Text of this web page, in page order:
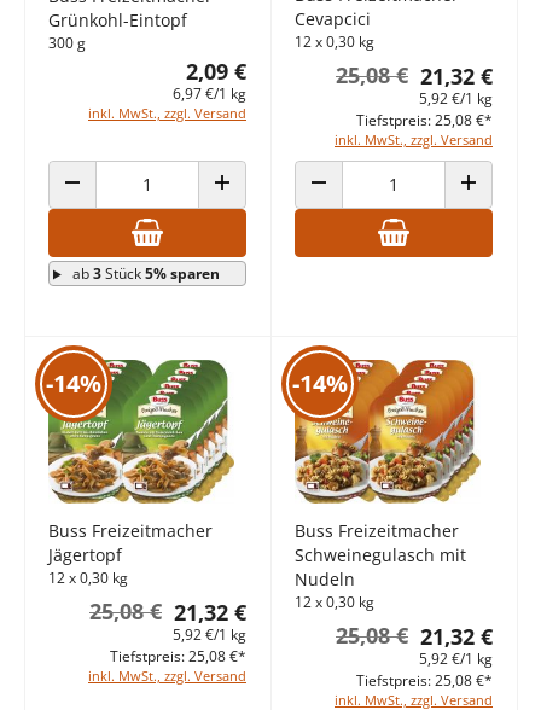
Grünkohl-Eintopf
300 g
2,09 €
6,97 €/1 kg
inkl. MwSt., zzgl. Versand
ANZAHL VERRINGERN ANZAHL ERHÖHEN
ab3Stück5% sparen
Cevapcici
12 x 0,30 kg
21,32 €
25,08 €
5,92 €/1 kg
inkl. MwSt., zzgl. Versand
Tiefstpreis: 25,08 €*
ANZAHL VERRINGERN ANZAHL
-14%
Buss Freizeitmacher
Jägertopf
12 x 0,30 kg
21,32 €
25,08 €
5,92 €/1 kg
inkl. MwSt., zzgl. Versand
Tiefstpreis: 25,08 €*
-14%
Buss Freizeitmacher
Schweinegulasch mit
Nudeln
12 x 0,30 kg
21,32 €
25,08 €
5,92 €/1 kg
inkl. MwSt., zzgl. Versand
Tiefstpreis: 25,08 €*